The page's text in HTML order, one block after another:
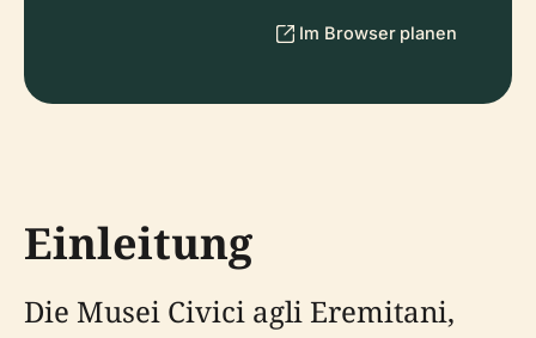
Im Browser planen
Einleitung
Die Musei Civici agli Eremitani,